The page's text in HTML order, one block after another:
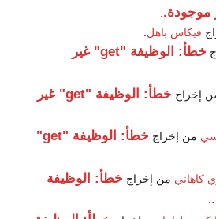
فيكاس باهل
خطأ: الوظيفة "get" غير
إخراج
خطأ: الوظيفة "get" غير
من إخراج
خطأ: الوظيفة "get"
كاهاني من إخراج خطأ: الوظيفة